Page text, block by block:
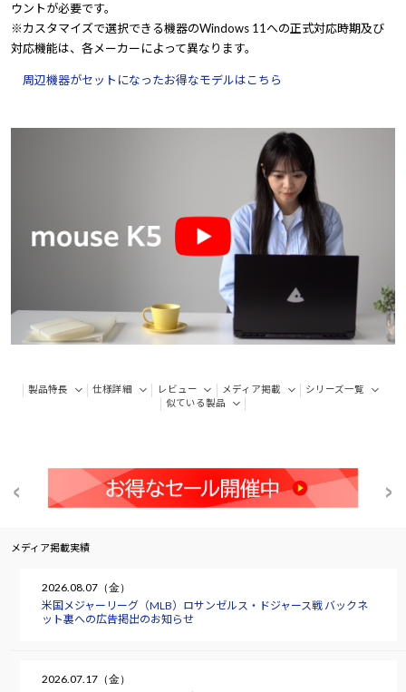
ウントが必要です。
※カスタマイズで選択できる機器のWindows 11への正式対応時期及び
対応機能は、各メーカーによって異なります。
周辺機器がセットになったお得なモデルはこちら
製品特長 仕様詳細 レビュー メディア掲載
シリーズ一覧
似ている製品
メディア掲載実績
2026.08.07（金）
米国メジャーリーグ（MLB）ロサンゼルス・ドジャース戦 バックネ
ット裏への広告掲出のお知らせ
2026.07.17（金）